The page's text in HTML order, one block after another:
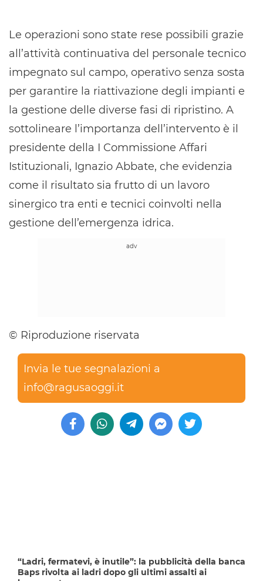
Le operazioni sono state rese possibili grazie
all’attività continuativa del personale tecnico
impegnato sul campo, operativo senza sosta
per garantire la riattivazione degli impianti e
la gestione delle diverse fasi di ripristino. A
sottolineare l’importanza dell’intervento è il
presidente della I Commissione Affari
Istituzionali, Ignazio Abbate, che evidenzia
come il risultato sia frutto di un lavoro
sinergico tra enti e tecnici coinvolti nella
gestione dell’emergenza idrica.
© Riproduzione riservata
Invia le tue segnalazioni a
info@ragusaoggi.it
“Ladri, fermatevi, è inutile”: la pubblicità della banca
Baps rivolta ai ladri dopo gli ultimi assalti ai